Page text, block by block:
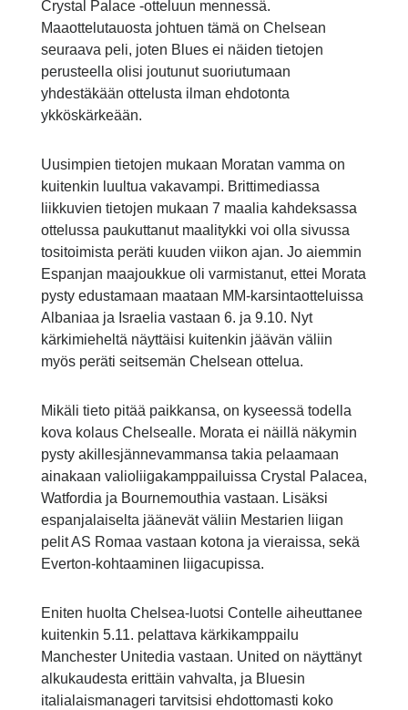
Crystal Palace -otteluun mennessä.
Maaottelutauosta johtuen tämä on Chelsean
seuraava peli, joten Blues ei näiden tietojen
perusteella olisi joutunut suoriutumaan
yhdestäkään ottelusta ilman ehdotonta
ykköskärkeään.
Uusimpien tietojen mukaan Moratan vamma on
kuitenkin luultua vakavampi. Brittimediassa
liikkuvien tietojen mukaan 7 maalia kahdeksassa
ottelussa paukuttanut maalitykki voi olla sivussa
tositoimista peräti kuuden viikon ajan. Jo aiemmin
Espanjan maajoukkue oli varmistanut, ettei Morata
pysty edustamaan maataan MM-karsintaotteluissa
Albaniaa ja Israelia vastaan 6. ja 9.10. Nyt
kärkimieheltä näyttäisi kuitenkin jäävän väliin
myös peräti seitsemän Chelsean ottelua.
Mikäli tieto pitää paikkansa, on kyseessä todella
kova kolaus Chelsealle. Morata ei näillä näkymin
pysty akillesjännevammansa takia pelaamaan
ainakaan valioliigakamppailuissa Crystal Palacea,
Watfordia ja Bournemouthia vastaan. Lisäksi
espanjalaiselta jäänevät väliin Mestarien liigan
pelit AS Romaa vastaan kotona ja vieraissa, sekä
Everton-kohtaaminen liigacupissa.
Eniten huolta Chelsea-luotsi Contelle aiheuttanee
kuitenkin 5.11. pelattava kärkikamppailu
Manchester Unitedia vastaan. United on näyttänyt
alkukaudesta erittäin vahvalta, ja Bluesin
italialaismanageri tarvitsisi ehdottomasti koko